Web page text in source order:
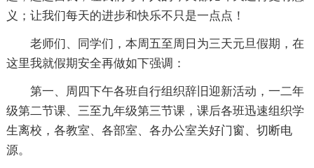
义；让我们每天的进步和快乐不只是一点点！
老师们、同学们，本周五至周日为三天元旦假期，在
这里我就假期安全再做如下强调：
第一、周四下午各班自行组织辞旧迎新活动，一二年
级第二节课、三至九年级第三节课，课后各班迅速组织学
生离校，各教室、各部室、各办公室关好门窗、切断电
源。